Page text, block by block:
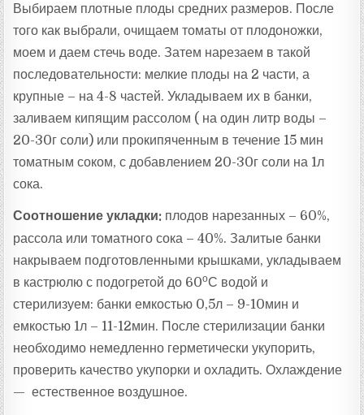
Выбираем плотные плоды средних размеров. После
того как выбрали, очищаем томаты от плодоножки,
моем и даем стечь воде. Затем нарезаем в такой
последовательности: мелкие плоды на 2 части, а
крупные – на 4-8 частей. Укладываем их в банки,
заливаем кипящим рассолом ( на один литр воды –
20-30г соли) или прокипяченным в течение 15 мин
томатным соком, с добавлением 20-30г соли на 1л
сока.
Соотношение укладки: плодов нарезанных – 60%,
рассола или томатного сока – 40%. Залитые банки
накрываем подготовленными крышками, укладываем
в кастрюлю с подогретой до 60оС водой и
стерилизуем: банки емкостью 0,5л – 9-10мин и
емкостью 1л – 11-12мин. После стерилизации банки
необходимо немедленно герметически укупорить,
проверить качество укупорки и охладить. Охлаждение
— естественное воздушное.